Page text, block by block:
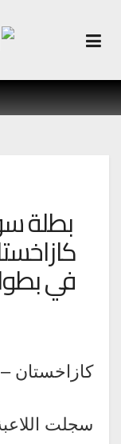
بطلة
في
كازاخستان
سجلت